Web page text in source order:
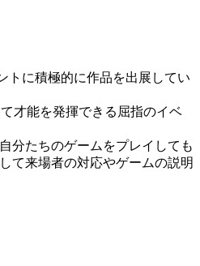
トに積極的に作品を出展してい
才能を発揮できる屈指のイベ
分たちのゲームをプレイしても
て来場者の対応やゲームの説明